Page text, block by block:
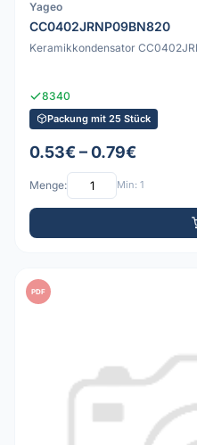
Yageo
CC0402JRNP09BN820
Keramikkondensator
8340
Packung mit 25 Stück
0.53€ – 0.79€
Menge: Min: 1
PDF